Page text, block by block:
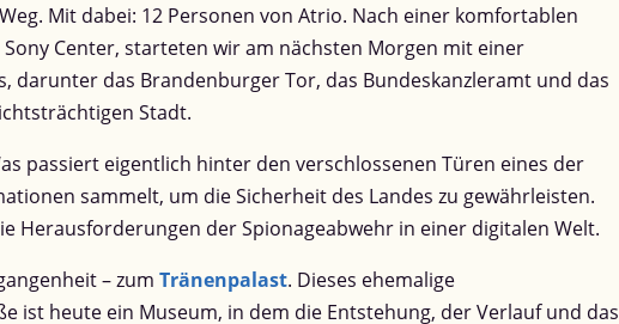
Mit dabei: 12 Personen von Atrio. Nach einer komfortablen
Center, starteten wir am nächsten Morgen mit einer
das Brandenburger Tor, das Bundeskanzleramt und das
Stadt.
passiert eigentlich hinter den verschlossenen Türen eines der
sammelt, um die Sicherheit des Landes zu gewährleisten.
Herausforderungen der Spionageabwehr in einer digitalen Welt.
– zum Tränenpalast. Dieses ehemalige
ist heute ein Museum, in dem die Entstehung, der Verlauf und das